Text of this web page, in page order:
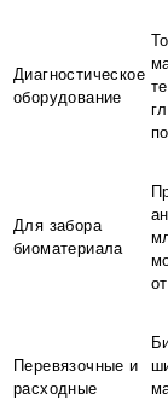
Диагностическое
оборудование
Для забора
биоматериала
Перевязочные и
расходные